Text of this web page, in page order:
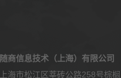
随商信息技术（上海）有限公司
上海市松江区莘砖公路258号棕